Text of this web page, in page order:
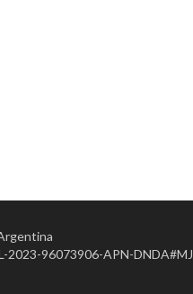
2023-96073906-APN-DNDA#MJ